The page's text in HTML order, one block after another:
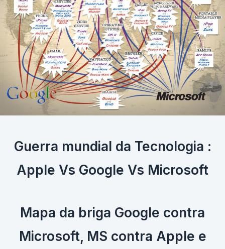
Guerra mundial da Tecnologia :
Apple Vs Google Vs Microsoft
Mapa da briga Google contra
Microsoft, MS contra Apple e